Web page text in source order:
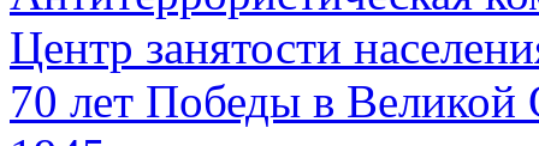
Центр занятости
70 лет Победы в Великой